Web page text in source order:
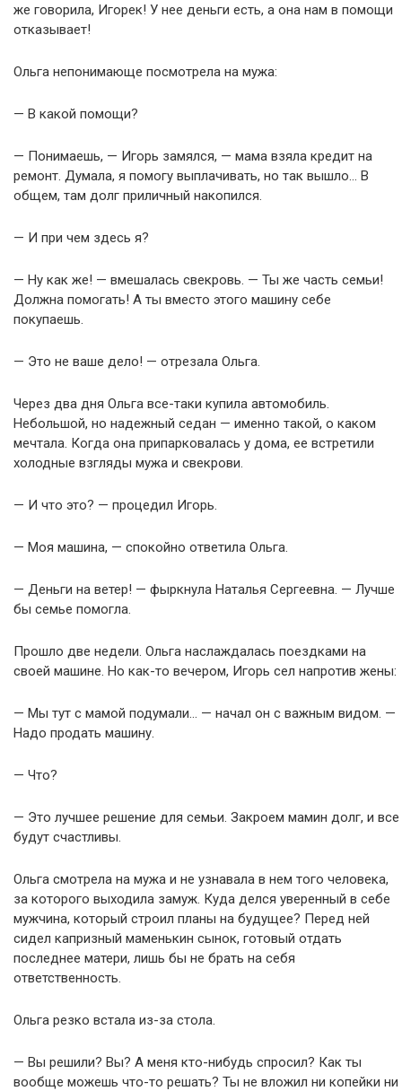
же говорила, Игорек! У нее деньги есть, а она нам в помощи
отказывает!
Ольга непонимающе посмотрела на мужа:
— В какой помощи?
— Понимаешь, — Игорь замялся, — мама взяла кредит на
ремонт. Думала, я помогу выплачивать, но так вышло… В
общем, там долг приличный накопился.
— И при чем здесь я?
— Ну как же! — вмешалась свекровь. — Ты же часть семьи!
Должна помогать! А ты вместо этого машину себе
покупаешь.
— Это не ваше дело! — отрезала Ольга.
Через два дня Ольга все-таки купила автомобиль.
Небольшой, но надежный седан — именно такой, о каком
мечтала. Когда она припарковалась у дома, ее встретили
холодные взгляды мужа и свекрови.
— И что это? — процедил Игорь.
— Моя машина, — спокойно ответила Ольга.
— Деньги на ветер! — фыркнула Наталья Сергеевна. — Лучше
бы семье помогла.
Прошло две недели. Ольга наслаждалась поездками на
своей машине. Но как-то вечером, Игорь сел напротив жены:
— Мы тут с мамой подумали… — начал он с важным видом. —
Надо продать машину.
— Что?
— Это лучшее решение для семьи. Закроем мамин долг, и все
будут счастливы.
Ольга смотрела на мужа и не узнавала в нем того человека,
за которого выходила замуж. Куда делся уверенный в себе
мужчина, который строил планы на будущее? Перед ней
сидел капризный маменькин сынок, готовый отдать
последнее матери, лишь бы не брать на себя
ответственность.
Ольга резко встала из-за стола.
— Вы решили? Вы? А меня кто-нибудь спросил? Как ты
вообще можешь что-то решать? Ты не вложил ни копейки ни